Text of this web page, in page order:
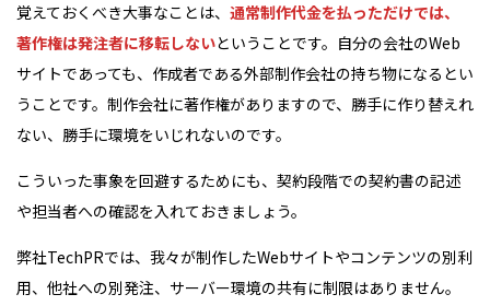
覚えておくべき大事なことは、 通常制作代金を払っただけでは、
著作権は発注者に移転しないということです。自分の会社のWeb
サイトであっても、作成者である外部制作会社の持ち物になるとい
うことです。制作会社に著作権がありますので、勝手に作り替えれ
ない、勝手に環境をいじれないのです。
こういった事象を回避するためにも、契約段階での契約書の記述
や担当者への確認を入れておきましょう。
弊社TechPRでは、我々が制作したWebサイトやコンテンツの別利
用、他社への別発注、サーバー環境の共有に制限はありません。